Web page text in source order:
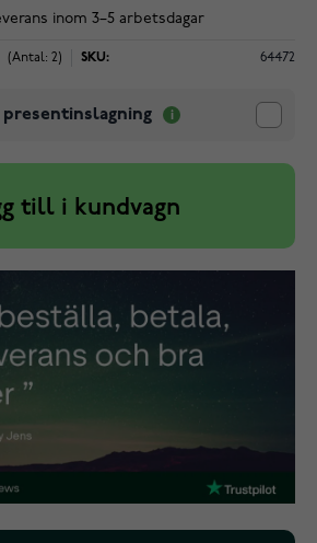
inom 3–5 arbetsdagar
(Antal: 2) SKU: 64472
till i kundvagn